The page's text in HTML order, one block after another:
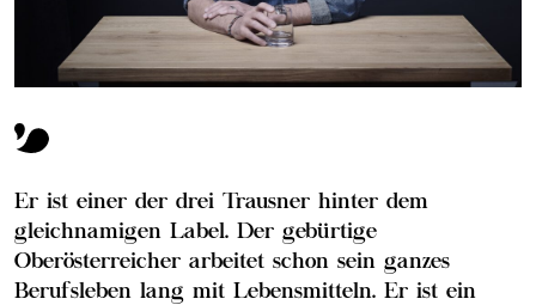
Er ist einer der drei Trausner hinter dem
gleichnamigen Label. Der gebürtige
Oberösterreicher arbeitet schon sein ganzes
Berufsleben lang mit Lebensmitteln. Er ist ein